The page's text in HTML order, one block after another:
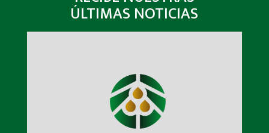
ÚLTIMAS NOTICIAS